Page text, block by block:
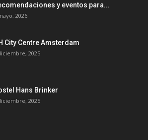
y eventos para...
2026
City Centre Amsterdam
2025
Hans Brinker
2025